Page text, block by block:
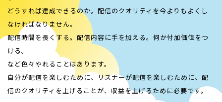
どうすれば達成できるのか。配信のクオリティを今よりもよくし
なければなりません。
配信時間を長くする。配信内容に手を加える。何か付加価値をつ
ける。
など色々やれることはあります。
自分が配信を楽しむために、リスナーが配信を楽しむために、配
信のクオリティを上げることが、収益を上げるために必要です。